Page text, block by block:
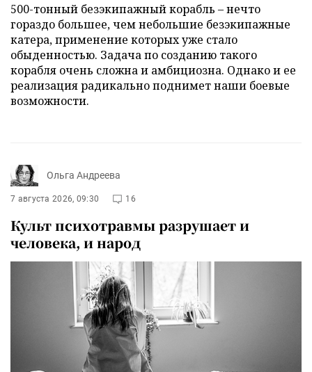
500-тонный безэкипажный корабль – нечто
гораздо большее, чем небольшие безэкипажные
катера, применение которых уже стало
обыденностью. Задача по созданию такого
корабля очень сложна и амбициозна. Однако и ее
реализация радикально поднимет наши боевые
возможности.
Ольга Андреева
7 августа 2026, 09:30 16
Культ психотравмы разрушает и
человека, и народ